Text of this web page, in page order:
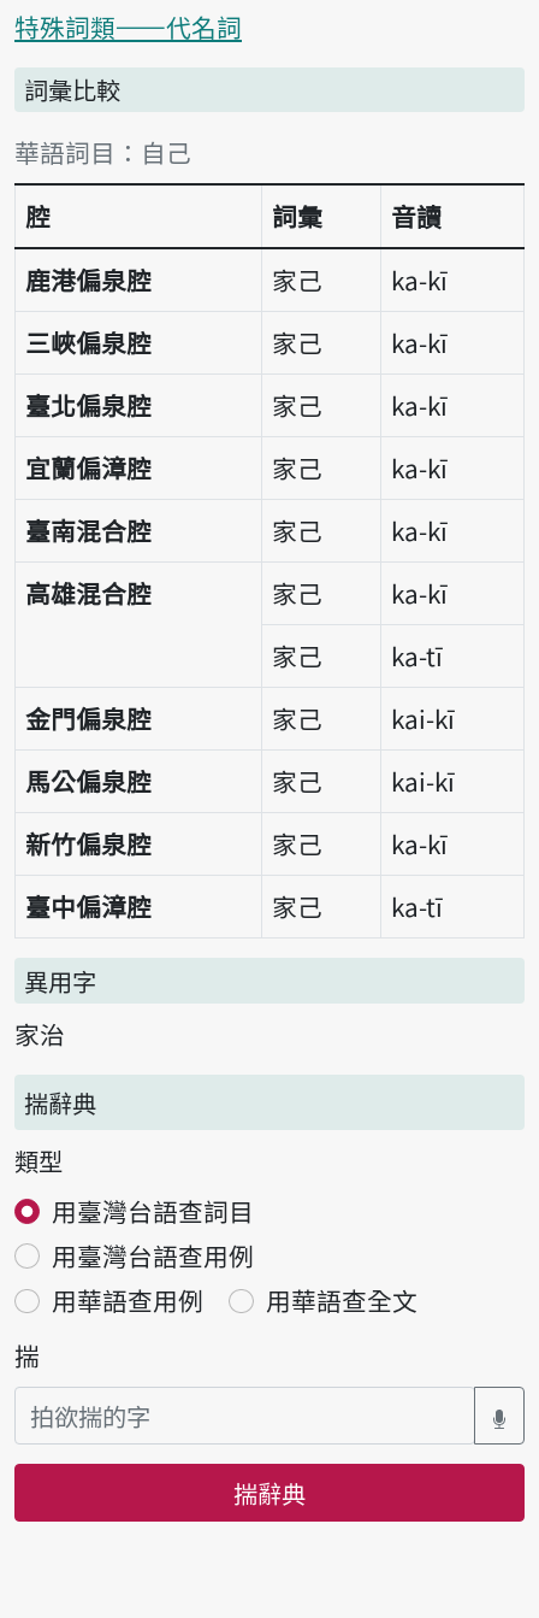
特殊詞類——代名詞
詞彙比較
詞彙比較表
華語詞目：自己
腔
詞彙
音讀
鹿港偏泉腔
家己
ka-kī
三峽偏泉腔
家己
ka-kī
臺北偏泉腔
家己
ka-kī
宜蘭偏漳腔
家己
ka-kī
臺南混合腔
家己
ka-kī
高雄混合腔
家己
ka-kī
家己
ka-tī
金門偏泉腔
家己
kai-kī
馬公偏泉腔
家己
kai-kī
新竹偏泉腔
家己
ka-kī
臺中偏漳腔
家己 ka-tī
異用字
家治
揣辭典
類型
用臺灣台語查詞目
用臺灣台語查用例
用華語查用例
用華語查全文
揣
揣辭典